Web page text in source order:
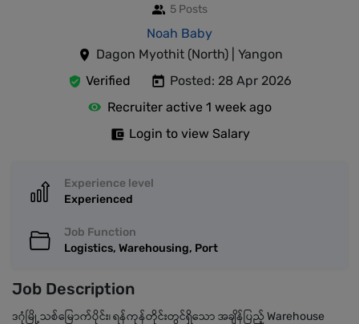
5 Posts
Noah Baby
Dagon Myothit (North) | Yangon
Verified
Posted: 28 Apr 2026
Recruiter active 1 week ago
Login to view Salary
Experience level
Experienced
Job Function
Logistics, Warehousing, Port
Job Description
ဒဂုံမြို့သစ်မြောက်ပိုင်း၊ ရန်ကုန်တိုင်းတွင်ရှိသော အချိန်ပြည့် Warehouse